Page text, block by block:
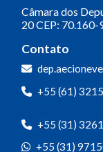
Câmara dos
20CEP: 70.160-
Contato
+55 (61)
+55 (31)
+55 (31)